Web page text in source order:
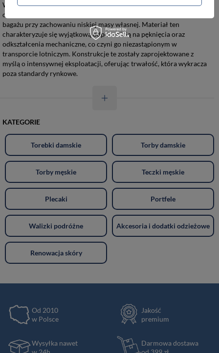
Walizki podróżne wykonane z wysokiej klasy polipropylenu stanowią
optymalny wybór dla osób wymagających maksymalnej ochrony
bagażu przy zachowaniu niskiej masy własnej. Materiał ten
charakteryzuje się wyjątkową odpornością na pęknięcia oraz
odkształcenia mechaniczne, co czyni go niezastąpionym w
transporcie lotniczym. Konstrukcje te zostały zaprojektowane z
myślą o intensywnej eksploatacji, oferując trwałość, która wykracza
poza standardy rynkowe.
KATEGORIE
Torebki damskie Torby damskie
Torby męskie Teczki męskie
Plecaki Portfele
Walizki podróżne Akcesoria i dodatki odzieżowe
Renowacja skóry
Od 2010
w Polsce
Jakość
premium
Wysyłka nawet
Darmowa dostawa